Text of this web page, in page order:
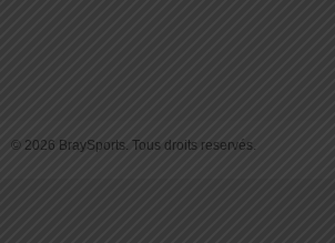
© 2026 BraySports. Tous droits reservés.